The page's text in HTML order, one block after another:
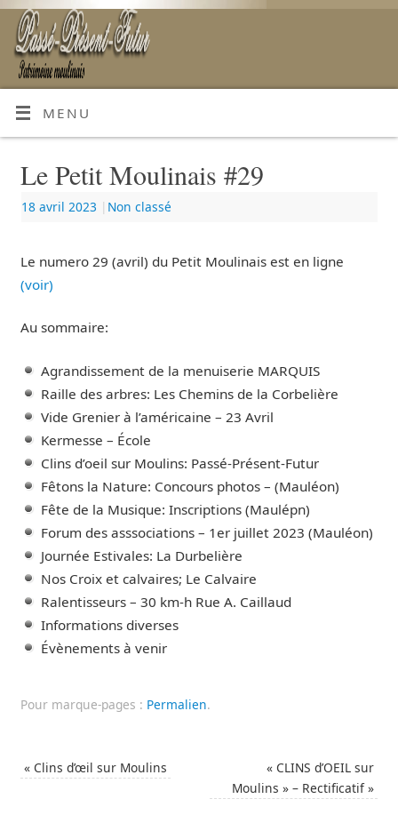
MENU
Le Petit Moulinais #29
18 avril 2023 | Non classé
Le numero 29 (avril) du Petit Moulinais est en ligne
(voir)
Au sommaire:
Agrandissement de la menuiserie MARQUIS
Raille des arbres: Les Chemins de la Corbelière
Vide Grenier à l’américaine – 23 Avril
Kermesse – École
Clins d’oeil sur Moulins: Passé-Présent-Futur
Fêtons la Nature: Concours photos – (Mauléon)
Fête de la Musique: Inscriptions (Maulépn)
Forum des asssociations – 1er juillet 2023 (Mauléon)
Journée Estivales: La Durbelière
Nos Croix et calvaires; Le Calvaire
Ralentisseurs – 30 km-h Rue A. Caillaud
Informations diverses
Évènements à venir
Pour marque-pages : Permalien.
«Clins d’œil sur Moulins
« CLINS d’OEIL sur
Moulins » – Rectificatif»